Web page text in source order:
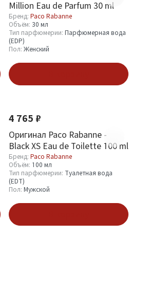
Million Eau de Parfum 30 ml
Бренд: Paco Rabanne
Объём: 30 мл
Тип парфюмерии: Парфюмерная вода
(EDP)
Пол: Женский
4 765 ₽
Оригинал Paco Rabanne -
Black XS Eau de Toilette 100 ml
Бренд: Paco Rabanne
Объём: 100 мл
Тип парфюмерии: Туалетная вода
(EDT)
Пол: Мужской